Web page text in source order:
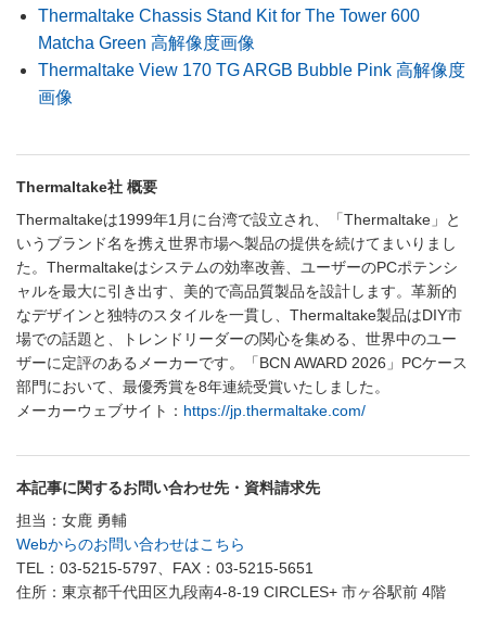
Thermaltake Chassis Stand Kit for The Tower 600
Matcha Green 高解像度画像
Thermaltake View 170 TG ARGB Bubble Pink 高解像度
画像
Thermaltake社 概要
Thermaltakeは1999年1月に台湾で設立され、「Thermaltake」と
いうブランド名を携え世界市場へ製品の提供を続けてまいりまし
た。Thermaltakeはシステムの効率改善、ユーザーのPCポテンシ
ャルを最大に引き出す、美的で高品質製品を設計します。革新的
なデザインと独特のスタイルを一貫し、Thermaltake製品はDIY市
場での話題と、トレンドリーダーの関心を集める、世界中のユー
ザーに定評のあるメーカーです。「BCN AWARD 2026」PCケース
部門において、最優秀賞を8年連続受賞いたしました。
メーカーウェブサイト： https://jp.thermaltake.com/
本記事に関するお問い合わせ先・資料請求先
担当：女鹿 勇輔
Webからのお問い合わせはこちら
TEL：03-5215-5797、FAX：03-5215-5651
住所：東京都千代田区九段南4-8-19 CIRCLES+ 市ヶ谷駅前 4階